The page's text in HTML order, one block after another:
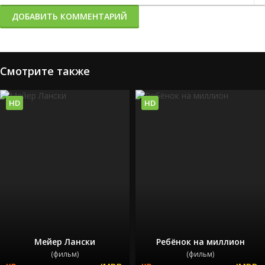
ДОБАВИТЬ КОММЕНТАРИЙ
Смотрите также
Мейер Лански
(фильм)
HD
Ребёнок на миллион
(фильм)
HD